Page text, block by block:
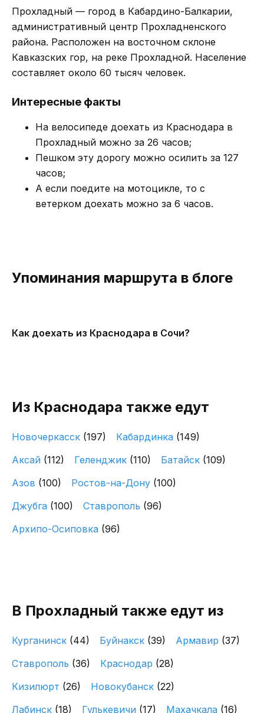
Прохладный — город в Кабардино-Балкарии,
административный центр Прохладненского
района. Расположен на восточном склоне
Кавказских гор, на реке Прохладной. Население
составляет около 60 тысяч человек.
Интересные факты
На велосипеде доехать из Краснодара в
Прохладный можно за 26 часов;
Пешком эту дорогу можно осилить за 127
часов;
А если поедите на мотоцикле, то с
ветерком доехать можно за 6 часов.
Упоминания маршрута в блоге
Как доехать из Краснодара в Сочи?
Из Краснодара также едут
Новочеркасск (197) Кабардинка (149)
Аксай (112) Геленджик (110) Батайск (109)
Азов (100) Ростов-на-Дону (100)
Джубга (100) Ставрополь (96)
Архипо-Осиповка (96)
В Прохладный также едут из
Курганинск (44) Буйнакск (39) Армавир (37)
Ставрополь (36) Краснодар (28)
Кизилюрт (26) Новокубанск (22)
Лабинск (18) Гулькевичи (17) Махачкала (16)